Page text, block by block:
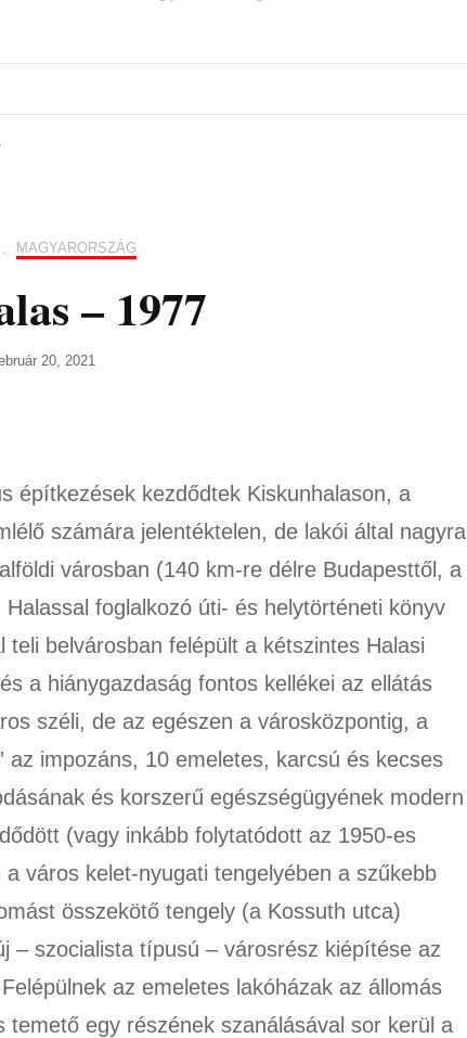
, MAGYARORSZÁG
– 1977
20, 2021
építkezések kezdődtek Kiskunhalason, a
számára jelentéktelen, de lakói által nagyra
városban (140 km-re délre Budapesttől, a
foglalkozó úti- és helytörténeti könyv
belvárosban felépült a kétszintes Halasi
a hiánygazdaság fontos kellékei az ellátás
széli, de az egészen a városközpontig, a
az impozáns, 10 emeletes, karcsú és kecses
és korszerű egészségügyének modern
(vagy inkább folytatódott az 1950-es
város kelet-nyugati tengelyében a szűkebb
összekötő tengely (a Kossuth utca)
– szocialista típusú – városrész kiépítése az
az emeletes lakóházak az állomás
egy részének szanálásával sor kerül a